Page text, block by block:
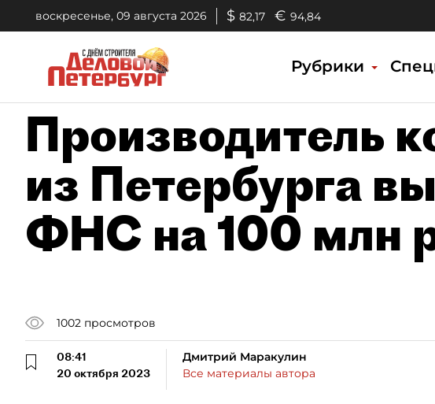
воскресенье, 09 августа 2026 $ 82,17 € 94,84
Рубрики
Производитель
из Петербурга
ФНС на 100 млн
1002 просмотров
08:41
20 октября 2023
Дмитрий Маракулин
Все материалы автора